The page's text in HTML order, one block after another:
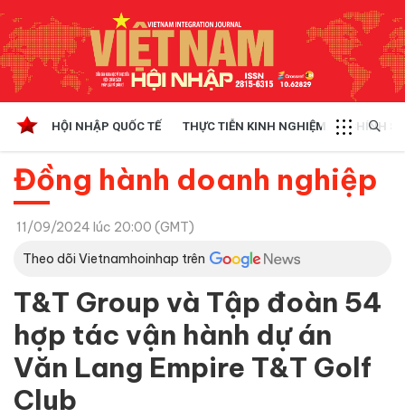
HỘI NHẬP QUỐC TẾ THỰC TIỄN KINH NGHIỆM CHÍNH
Đồng hành doanh nghiệp
11/09/2024 lúc 20:00 (GMT)
Theo dõi Vietnamhoinhap trên
T&T Group và Tập đoàn 54
hợp tác vận hành dự án
Văn Lang Empire T&T Golf
Club